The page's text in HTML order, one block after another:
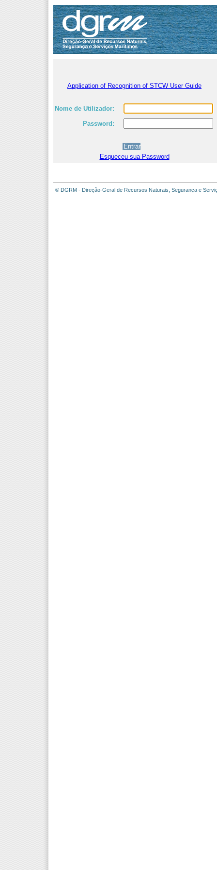
Application of Recognition of STCW User Guide
Nome de Utilizador:
Password:
Esqueceu sua Password
© DGRM - Direção-Geral de Recursos Naturais, Segurança e